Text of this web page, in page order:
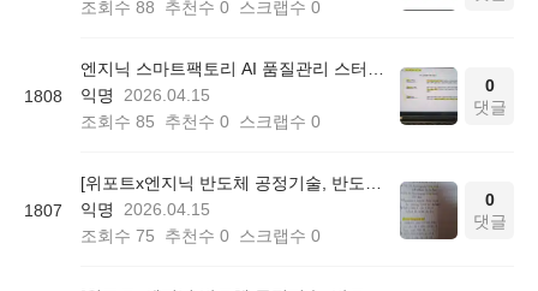
조회수 88 추천수 0 스크랩수 0
1808
엔지닉 스마트팩토리 AI 품질관리 스터디 50기 참여후기
익명
2026.04.15
조회수 85 추천수 0 스크랩수 0
0
댓글
1807
[위포트x엔지닉 반도체 공정기술, 반도체 공정설계] 위포트 반도체 빡공 스터디 3일차
익명
2026.04.15
조회수 75 추천수 0 스크랩수 0
0
댓글